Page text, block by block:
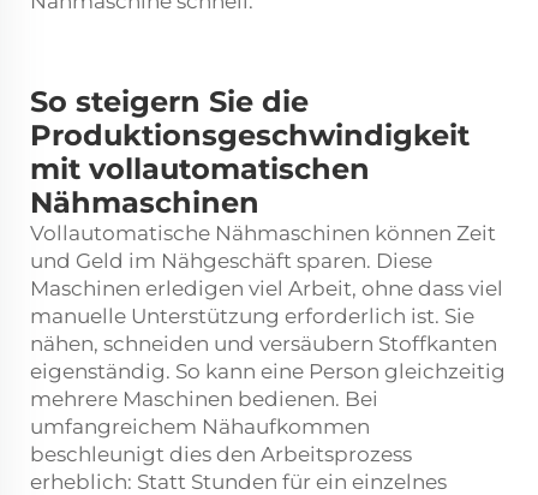
So steigern Sie die
Produktionsgeschwindigkeit
mit vollautomatischen
Nähmaschinen
Vollautomatische Nähmaschinen können Zeit
und Geld im Nähgeschäft sparen. Diese
Maschinen erledigen viel Arbeit, ohne dass viel
manuelle Unterstützung erforderlich ist. Sie
nähen, schneiden und versäubern Stoffkanten
eigenständig. So kann eine Person gleichzeitig
mehrere Maschinen bedienen. Bei
umfangreichem Nähaufkommen
beschleunigt dies den Arbeitsprozess
erheblich: Statt Stunden für ein einzelnes